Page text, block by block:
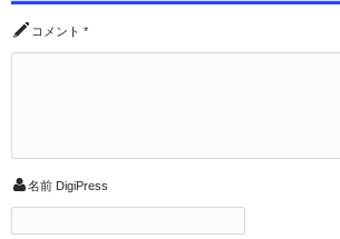
コメント *
名前 DigiPress